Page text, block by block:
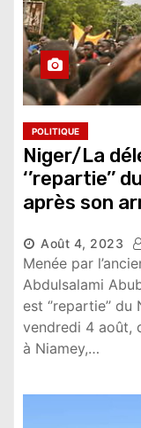
POLITIQUE
Niger/La
‘’repartie’’
après son
Août 4, 2023
Menée par
Abdulsalami
est ‘’repartie’’
vendredi 4 août,
à Niamey,…